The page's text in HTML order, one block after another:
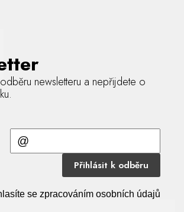
newsletteru a nepřijdete o
Přihlásit k odběru
se zpracováním osobních údajů